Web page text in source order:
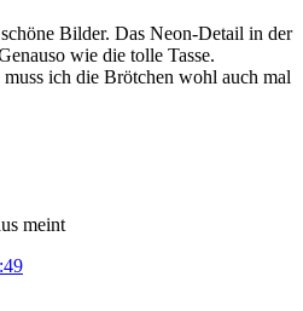
Bilder. Das Neon-Detail in der
wie die tolle Tasse.
ich die Brötchen wohl auch mal
meint